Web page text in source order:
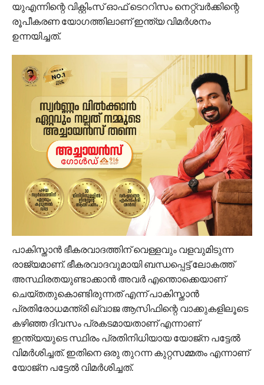
യുഎന്നിന്റെ വിക്റ്റിംസ് ഓഫ് ടെററിസം നെറ്റ്വര്‍ക്കിന്റെ
രൂപീകരണ യോഗത്തിലാണ് ഇന്ത്യ വിമര്‍ശനം
ഉന്നയിച്ചത്.
പാകിസ്താന്‍ ഭീകരവാദത്തിന് വെള്ളവും വളവുമിടുന്ന
രാജ്യമാണ്. ഭീകരവാദവുമായി ബന്ധപ്പെട്ട് ലോകത്ത്
അസ്ഥിരതയുണ്ടാക്കാന്‍ അവര്‍ എന്തൊക്കെയാണ്
ചെയ്തതുകൊണ്ടിരുന്നത് എന്ന് പാകിസ്താന്‍
പ്രതിരോധമന്ത്രി ഖ്വാജ ആസിഫിന്റെ വാക്കുകളിലൂടെ
കഴിഞ്ഞ ദിവസം പ്രകടമായതാണ് എന്നാണ്
ഇന്ത്യയുടെ സ്ഥിരം പ്രതിനിധിയായ യോജ്‌ന പട്ടേല്‍
വിമര്‍ശിച്ചത്. ഇതിനെ ഒരു തുറന്ന കുറ്റസമ്മതം എന്നാണ്
യോജ്‌ന പട്ടേല്‍ വിമര്‍ശിച്ചത്.